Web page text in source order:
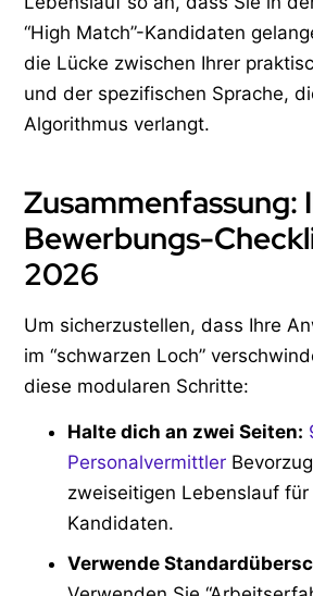
“High Match”-Kandidaten
die Lücke zwischen Ihrer
und der spezifischen Sprache,
Algorithmus verlangt.
Zusammenfassung:
Bewerbungs-
2026
Um sicherzustellen, dass Ihre
im “schwarzen Loch”
diese modularen Schritte:
Halte dich an zwei Seiten:
Personalvermittler
zweiseitigen Lebenslauf
Kandidaten.
Verwende